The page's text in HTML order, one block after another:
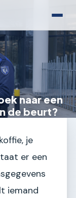
naar een
de beurt?
je
er een
iemand